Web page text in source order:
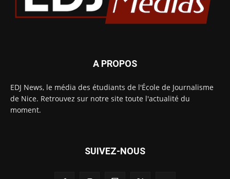
A PROPOS
EDJ News, le média des étudiants de l'École de Journalisme
de Nice. Retrouvez sur notre site toute l'actualité du
moment.
SUIVEZ-NOUS